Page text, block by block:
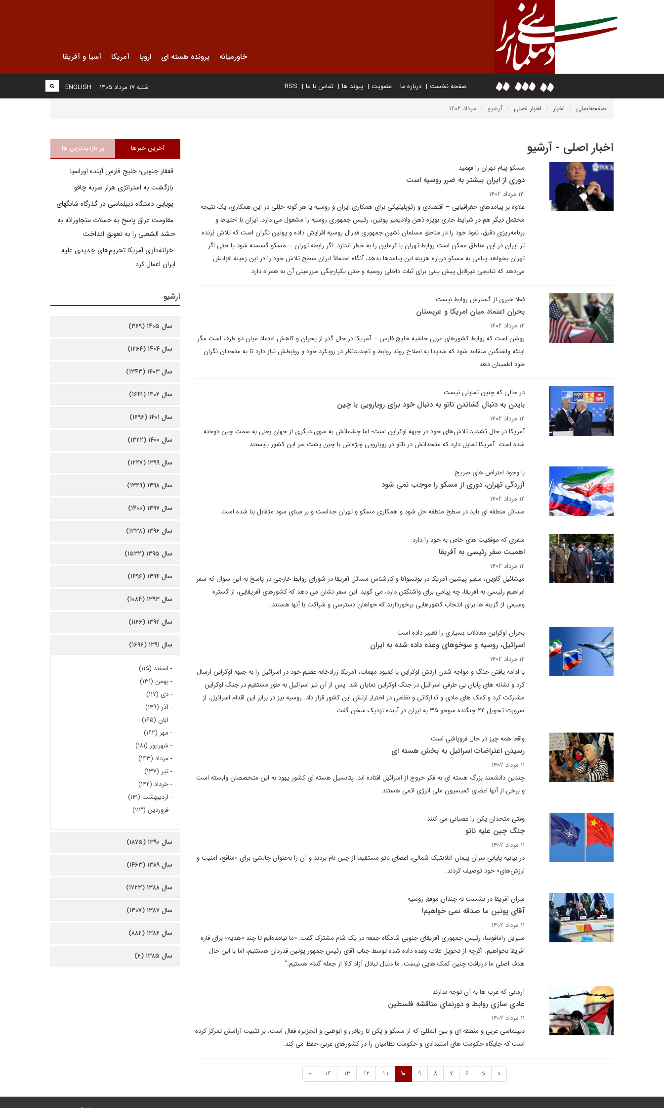
خاورمیانه پرونده هسته ای اروپا آمریکا آسیا و آفریقا
صفحه نخست درباره ما عضویت پیوند ها تماس با ما RSS
ENGLISH شنبه ۱۷ مرداد ۱۴۰۵
صفحه‌اصلی اخبار اخبار اصلی آرشیو مرداد ۱۴۰۲
اخبار اصلی - آرشیو
مسکو پیام تهران را فهمید
دوری از ایران بیشتر به ضرر روسیه است
۱۳ مرداد ۱۴۰۲
علاوه‌ بر پیامدهای جغرافیایی – اقتصادی و ژئوپلیتیکی برای همکاری ایران و روسیه یا هر گونه خللی در این همکاری، یک نتیجه
محتمل دیگر هم در شرایط جاری بویژه ذهن ولادیمیر پوتین، رئیس جمهوری روسیه را مشغول می دارد. ایران با احتیاط و
برنامه‌ریزی دقیق، نفوذ خود را در مناطق مسلمان نشین جمهوری فدرال روسیه افزایش داده‌ و پوتین نگران است که تلاش بُرنده
تر ایران در این مناطق ممکن است روابط تهران با کرملین را به خطر اندازد. اگر رابطه تهران – مسکو گسسته شود یا حتی اگر
تهران بخواهد پیامی به مسکو درباره هزینه‌ این پیامدها بدهد، آنگاه احتمالاً ایران سطح تلاش خود را در این زمینه افزایش
می‌دهد که نتایجی غیرقابل پیش بینی برای ثبات داخلی روسیه و حتی یکپارچگی سرزمینی آن به همراه دارد.
فعلا خبری از گسترش روابط نیست
بحران اعتماد میان امریکا و عربستان
۱۲ مرداد ۱۴۰۲
روشن است که روابط کشورهای عربی حاشیه خلیج فارس – آمریکا در حال گذر از بحران و کاهش اعتماد میان دو طرف است مگر
اینکه واشنگتن متقاعد شود که شدیدا به اصلاح روند روابط و تجدیدنظر در رویکرد خود و روابطش نیاز دارد تا به متحدان نگران
خود اطمینان دهد.
در حالی که چنین تمایلی نیست
بایدن به دنبال کشاندن ناتو به دنبال خود برای رویارویی با چین
۱۲ مرداد ۱۴۰۲
آمریکا در حال تشدید تلاش‌های خود در جبهه اوکراین است؛ اما چشمانش به سوی دیگری از جهان یعنی به سمت چین دوخته
شده است. آمریکا تمایل دارد که متحدانش در ناتو در رویارویی ویژه‌اش با چین پشت سر این کشور بایستند.
با وجود اعتراض های صریح
آزردگی تهران، دوری از مسکو را موجب نمی شود
۱۲ مرداد ۱۴۰۲
مسائل منطقه ای باید در سطح منطقه حل شود و همکاری مسکو و تهران جداست و بر مبنای سود متقابل بنا شده است.
سفری که موفقیت های خاص به خود را دارد
اهمیت سفر رئیسی به آفریقا
۱۲ مرداد ۱۴۰۲
میشائیل گاوین، سفیر پیشین آمریکا در بوتسوآنا و کارشناس مسائل آفریقا در شورای روابط خارجی در پاسخ به این سوال که سفر
ابراهیم رئیسی به آفریقا، چه پیامی برای واشنگتن دارد، می گوید: این سفر نشان می دهد که کشورهای آفریقایی، از گستره
وسیعی از گزینه ها برای انتخاب کشورهایی برخوردارند که خواهان دسترسی و شراکت با آنها هستند.
بحران اوکراین معادلات بسیاری را تغییر داده است
اسرائیل، روسیه و سوخوهای وعده داده شده به ایران
۱۲ مرداد ۱۴۰۲
با ادامه یافتن جنگ و مواجه شدن ارتش اوکراین با کمبود مهمات، آمریکا زرادخانه عظیم خود در اسرائیل را به جبهه اوکراین ارسال
کرد و نشانه های پایان بی طرفی اسرائیل در جنگ اوکراین نمایان شد. پس از آن نیز اسرائیل به طور مستقیم در جنگ اوکراین
مشارکت کرد و کمک های مادی و تدارکاتی و نظامی در اختیار ارتش این کشور قرار داد. روسیه نیز در برابر این اقدام اسرائیل، از
ضرورت تحویل ۲۴ جنگنده سوخو ۳۵ به ایران در آینده نزدیک سخن گفت.
واقعا همه چیز در حال فروپاشی است
رسیدن اعتراضات اسرائیل به بخش هسته ای
۱۱ مرداد ۱۴۰۲
چندین دانشمند بزرگ هسته ای به فکر خروج از اسرائیل افتاده اند. پتانسیل هسته ای کشور یهود به این متخصصان وابسته است
و برخی از آنها اعضای کمیسیون ملی انرژی اتمی هستند.
وقتی متحدان پکن را عصبانی می کنند
جنگ چین علیه ناتو
۱۱ مرداد ۱۴۰۲
در بیانیه پایانی سران پیمان آتلانتیک شمالی، اعضای ناتو مستقیما از چین نام بردند و آن را به‌عنوان چالشی برای «منافع، امنیت و
ارزش‌های» خود توصیف کردند.
سران آفریقا در نشست نه چندان موفق روسیه
آقای پوتین ما صدقه نمی خواهیم!
۱۱ مرداد ۱۴۰۲
سیریل رامافوسا، رئیس جمهوری آفریقای جنوبی شامگاه جمعه در یک شام مشترک گفت: «ما نیامده‌ایم تا چند «هدیه» برای قاره
آفریقا بخواهیم. اگرچه از تحویل غلات وعده داده شده توسط جناب آقای رئیس جمهور پوتین قدردان هستنیم، اما با این حال
هدف اصلی ما دریافت چنین کمک هایی نیست. ما دنبال تبادل آزاد کالا از جمله گندم هستیم."
آرمانی که عرب ها به آن توجه ندارند
عادی سازی روابط و دورنمای مناقشه فلسطین
۱۱ مرداد ۱۴۰۲
دیپلماسی عربی و منطقه ای و بین المللی که از مسکو و پکن تا ریاض و ابوظبی و الجزیره فعال است، بر تثبیت آرامش تمرکز کرده
است که جایگاه حکومت های استبدادی و حکومت نظامیان را در کشورهای عربی حفظ می کند.
«
5
6
7
8
9
10
11
12
13
14
»
آخرین خبرها پر بازدیدترین ها
قفقاز جنوبی؛ خلیج فارسِ آینده اوراسیا
بازگشت به استراتژی هزار ضربه چاقو
پویایی دستگاه دیپلماسی در گذرگاه شانگهای
مقاومت عراق پاسخ به حملات متجاوزانه به
حشد الشعبی را به تعویق انداخت
خزانه‌داری آمریکا تحریم‌های جدیدی علیه
ایران اعمال کرد
آرشیو
سال ۱۴۰۵ (۳۶۹)
سال ۱۴۰۴ (۱۲۶۴)
سال ۱۴۰۳ (۱۳۴۳)
سال ۱۴۰۲ (۱۶۴۱)
سال ۱۴۰۱ (۱۶۹۶)
سال ۱۴۰۰ (۱۳۲۲)
سال ۱۳۹۹ (۱۲۲۷)
سال ۱۳۹۸ (۱۳۲۹)
سال ۱۳۹۷ (۱۴۰۰)
سال ۱۳۹۶ (۱۳۳۸)
سال ۱۳۹۵ (۱۵۳۲)
سال ۱۳۹۴ (۱۴۹۶)
سال ۱۳۹۳ (۱۰۸۴)
سال ۱۳۹۲ (۱۱۶۶)
سال ۱۳۹۱ (۱۶۹۶)
- اسفند (۱۱۵)
-بهمن (۱۳۱)
-دی (۱۱۷)
-آذر (۱۴۹)
-آبان (۱۶۵)
- مهر (۱۶۲)
- شهریور (۱۸۱)
- مرداد (۱۴۳)
-تیر (۱۳۷)
-خرداد (۱۴۲)
- اردیبهشت (۱۴۱)
-فروردین (۱۱۳)
سال ۱۳۹۰ (۱۸۷۵)
سال ۱۳۸۹ (۱۴۶۳)
سال ۱۳۸۸ (۱۷۲۳)
سال ۱۳۸۷ (۱۳۰۷)
سال ۱۳۸۶ (۸۸۲)
سال ۱۳۸۵ (۶)